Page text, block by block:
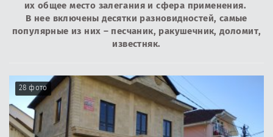
их общее место залегания и сфера применения.
В нее включены десятки разновидностей, самые
популярные из них – песчаник, ракушечник, доломит,
известняк.
28 фото